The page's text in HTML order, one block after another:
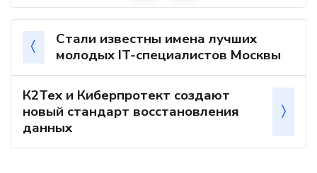
Стали известны имена лучших
молодых IT-специалистов Москвы
К2Тех и Киберпротект создают
новый стандарт восстановления
данных